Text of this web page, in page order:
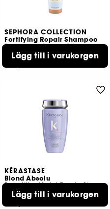
SEPHORA COLLECTION
Fortifying Repair Shampoo
Reparerande rengöring
25
149,00 KR
Lägg till i varukorgen
KÉRASTASE
Blond Absolu
Bain Ultra-Violet Purple Shampoo
655
409,00 KR
Lägg till i varukorgen